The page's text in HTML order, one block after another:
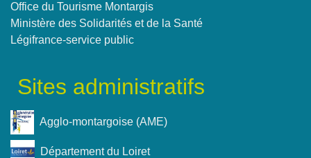
Office du Tourisme Montargis
Ministère des Solidarités et de la Santé
Légifrance-service public
Sites administratifs
Agglo-montargoise (AME)
Département du Loiret